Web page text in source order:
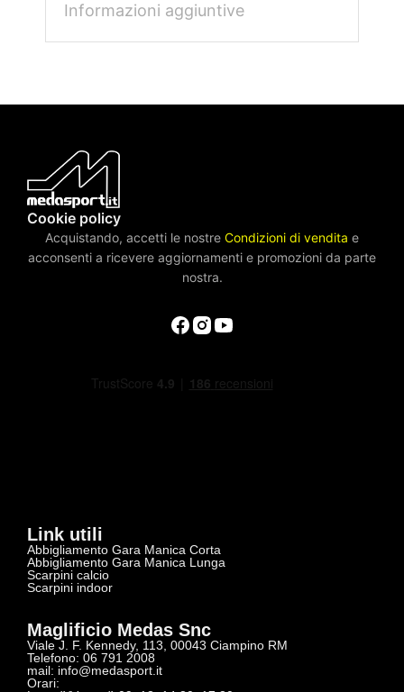
Informazioni aggiuntive
Cookie policy
Acquistando, accetti le nostre Condizioni di vendita e
acconsenti a ricevere aggiornamenti e promozioni da parte
nostra.
Link utili
Abbigliamento Gara Manica Corta
Abbigliamento Gara Manica Lunga
Scarpini calcio
Scarpini indoor
Maglificio Medas Snc
Viale J. F. Kennedy, 113, 00043 Ciampino RM
Telefono: 06 791 2008
mail: info@medasport.it
Orari: